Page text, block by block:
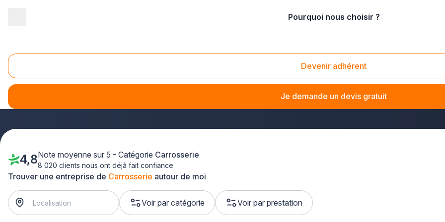
Pourquoi nous choisir ?
Devenir adhérent
Je demande un devis gratuit
Carrosserie automobile Puy-de-Dôme (63)
Vous recherchez un professionnel de lacarrosserie automobiledans le Puy-de-Dôme ? La solution Plus que pro vous
pour tous vos besoins de réparation et rénovation. Que vous possédiez une voiture, une moto ou un véhicule utilitaire,
Clermont-Ferrand et dans tout le département pour redonner à votre véhicule son aspect d'origine.
Trouver une entreprise de Carrosserie autour de moi
Voir par catégorie Voir par prestation
4,8Note moyenne sur 5 - Catégorie Carrosserie
8 020 clients nous ont déjà fait confiance